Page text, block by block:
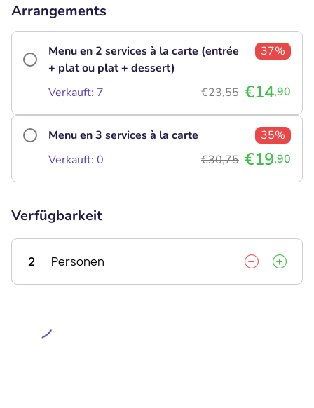
Arrangements
Menu en 2 services à la carte (entrée
+ plat ou plat + dessert)
37%
Verkauft: 7 €23,55 €14,90
Menu en 3 services à la carte
35%
Verkauft: 0
€30,75 €19,90
Verfügbarkeit
2 Personen